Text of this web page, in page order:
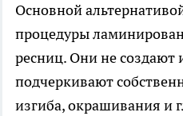
Основной
процедуры
ресниц. Они не создают
подчеркивают
изгиба, окрашивания и